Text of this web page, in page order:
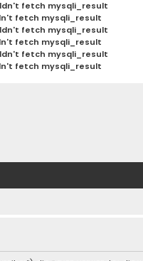
fetch mysqli_result
fetch mysqli_result
fetch mysqli_result
fetch mysqli_result
fetch mysqli_result
fetch mysqli_result